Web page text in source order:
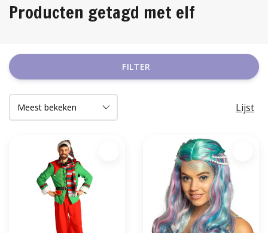
Producten getagd met elf
FILTER
Lijst